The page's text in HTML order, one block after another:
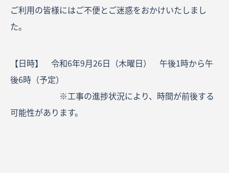
ご利用の皆様にはご不便とご迷惑をおかけいたしまし
た。
【日時】 令和6年9月26日（木曜日） 午後1時から午
後6時（予定）
※工事の進捗状況により、時間が前後する
可能性があります。